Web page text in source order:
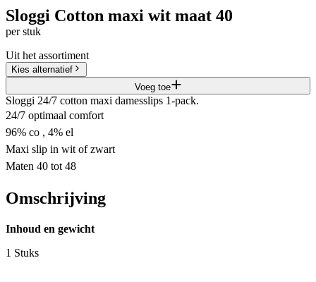
Sloggi Cotton maxi wit maat 40
per stuk
Uit het assortiment
Kies alternatief
Voeg toe
Sloggi 24/7 cotton maxi damesslips 1-pack.
24/7 optimaal comfort
96% co , 4% el
Maxi slip in wit of zwart
Maten 40 tot 48
Omschrijving
Inhoud en gewicht
1 Stuks